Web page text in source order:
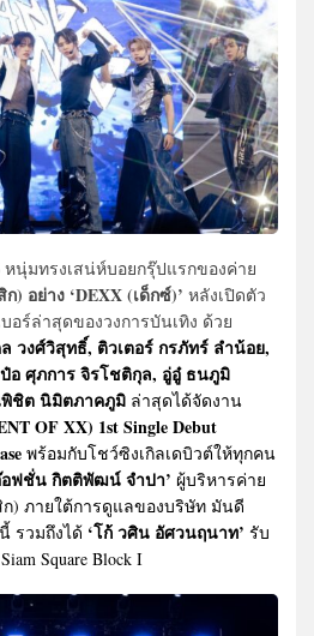
นุ่มทรงเสน่ห์บอยกรุ๊ปแรกของค่าย
) อย่าง ‘DEXX (เด็กซ์)’ หลังเปิดตัว
อร์ล่าสุดของวงการบันเทิง ด้วย
วงศ์วิสุทธิ์, ติวเตอร์ กรภัทร์ ลำน้อย,
ศุภการ จิรโชติกุล, อู่อู๋ ธนภูมิ
ชิต นิมิตภาคภูมิ ล่าสุดได้จัดงาน
OF XX) 1st Single Debut
พร้อมกับโชว์ซิงเกิลเดบิวต์ให้ทุกคน
อฟชั่น กิตติพัฒน์ จำปา’ ผู้บริหารค่าย
ก) ภายใต้การดูแลของบริษัท มันดี
รวมถึงได้ ‘โก้ วศิน อัศวนฤนาท’ รับ
Square Block I